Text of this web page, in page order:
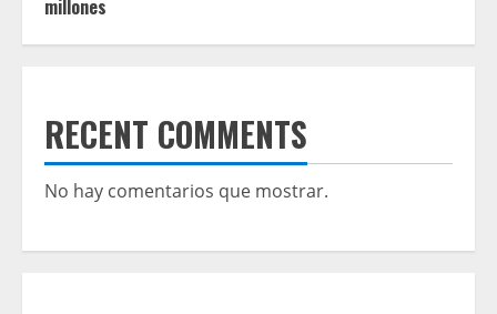
millones
RECENT COMMENTS
No hay comentarios que mostrar.